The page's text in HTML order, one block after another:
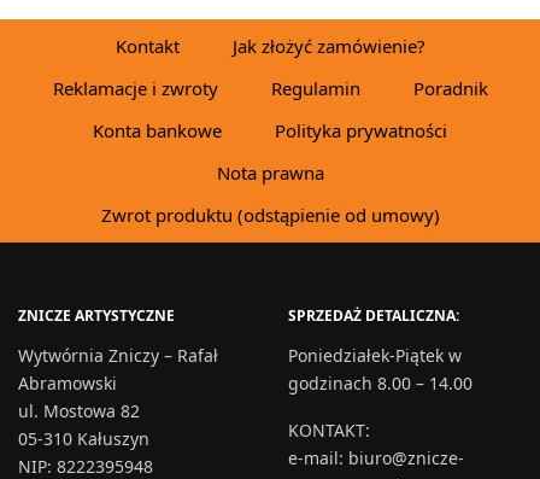
Kontakt
Jak złożyć zamówienie?
Reklamacje i zwroty
Regulamin
Poradnik
Konta bankowe
Polityka prywatności
Nota prawna
Zwrot produktu (odstąpienie od umowy)
ZNICZE ARTYSTYCZNE
Wytwórnia Zniczy – Rafał
Abramowski
ul. Mostowa 82
05-310 Kałuszyn
NIP: 8222395948
SPRZEDAŻ DETALICZNA:
Poniedziałek-Piątek w
godzinach 8.00 – 14.00
KONTAKT:
e-mail: biuro@znicze-